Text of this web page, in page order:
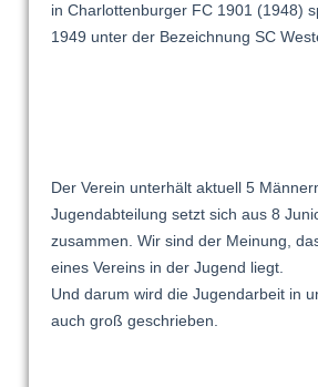
in Charlottenburger FC 1901 (1948)
1949 unter der Bezeichnung SC
Der Verein unterhält aktuell 5
Jugendabteilung setzt sich aus 8
zusammen. Wir sind der Meinung,
eines Vereins in der Jugend liegt.
Und darum wird die Jugendarbeit in
auch groß geschrieben.